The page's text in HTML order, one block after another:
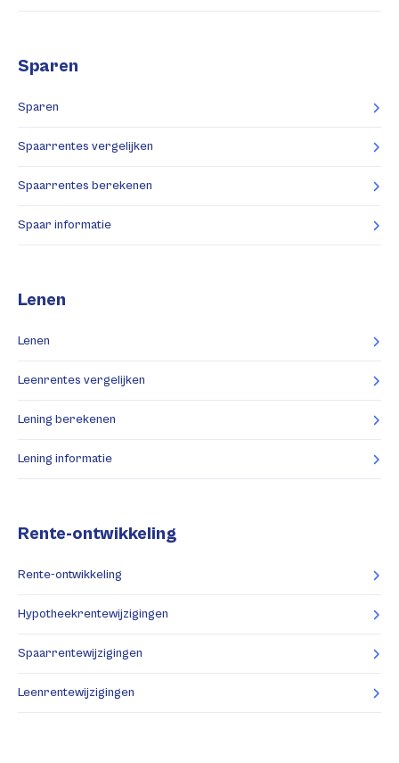
Sparen
Sparen
Spaarrentes vergelijken
Spaarrentes berekenen
Spaar informatie
Lenen
Lenen
Leenrentes vergelijken
Lening berekenen
Lening informatie
Rente-ontwikkeling
Rente-ontwikkeling
Hypotheekrentewijzigingen
Spaarrentewijzigingen
Leenrentewijzigingen